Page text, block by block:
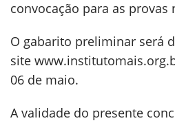
convocação para as provas
O gabarito preliminar será
site
06 de maio.
A validade do presente